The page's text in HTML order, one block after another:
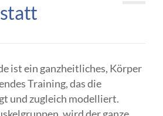
ist ein ganzheitliches, Körper
Training, das die
und zugleich modelliert.